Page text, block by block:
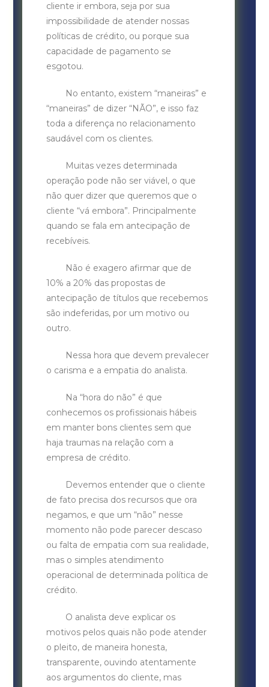
cliente ir embora, seja por sua
impossibilidade de atender nossas
políticas de crédito, ou porque sua
capacidade de pagamento se
esgotou.
No entanto, existem “maneiras” e
“maneiras” de dizer “NÃO”, e isso faz
toda a diferença no relacionamento
saudável com os clientes.
Muitas vezes determinada
operação pode não ser viável, o que
não quer dizer que queremos que o
cliente “vá embora”. Principalmente
quando se fala em antecipação de
recebíveis.
Não é exagero afirmar que de
10% a 20% das propostas de
antecipação de títulos que recebemos
são indeferidas, por um motivo ou
outro.
Nessa hora que devem prevalecer
o carisma e a empatia do analista.
Na “hora do não” é que
conhecemos os profissionais hábeis
em manter bons clientes sem que
haja traumas na relação com a
empresa de crédito.
Devemos entender que o cliente
de fato precisa dos recursos que ora
negamos, e que um “não” nesse
momento não pode parecer descaso
ou falta de empatia com sua realidade,
mas o simples atendimento
operacional de determinada política de
crédito.
O analista deve explicar os
motivos pelos quais não pode atender
o pleito, de maneira honesta,
transparente, ouvindo atentamente
aos argumentos do cliente, mas